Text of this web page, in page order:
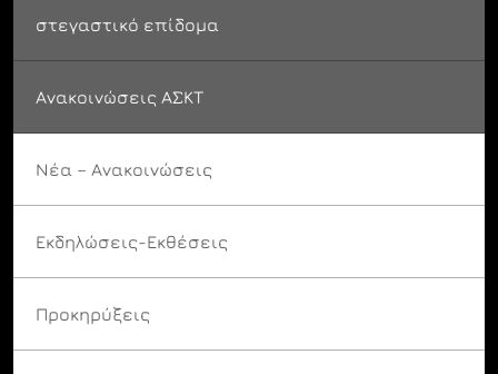
στεγαστικό επίδομα
Ανακοινώσεις ΑΣΚΤ
Νέα – Ανακοινώσεις
Εκδηλώσεις-Εκθέσεις
Προκηρύξεις